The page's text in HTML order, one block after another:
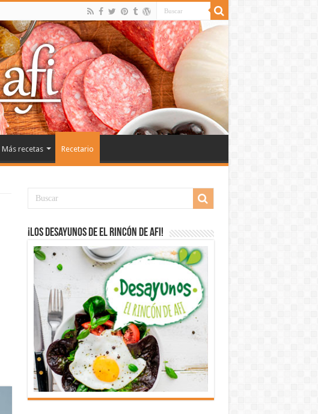
Más recetas Recetario
¡Los desayunos de El Rincón de Afi!